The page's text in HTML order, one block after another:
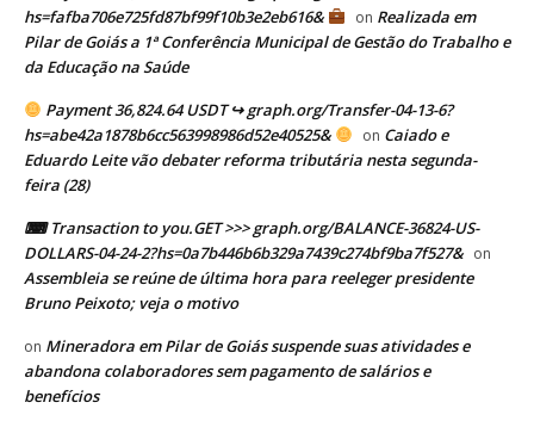
hs=fafba706e725fd87bf99f10b3e2eb616&
on Realizada em
Pilar de Goiás a 1ª Conferência Municipal de Gestão do Trabalho e
da Educação na Saúde
Payment 36,824.64 USDT ↪ graph.org/Transfer-04-13-6?
hs=abe42a1878b6cc563998986d52e40525&
on Caiado e
Eduardo Leite vão debater reforma tributária nesta segunda-
feira (28)
⌨ Transaction to you.GET >>> graph.org/BALANCE-36824-US-
DOLLARS-04-24-2?hs=0a7b446b6b329a7439c274bf9ba7f527& on
Assembleia se reúne de última hora para reeleger presidente
Bruno Peixoto; veja o motivo
on Mineradora em Pilar de Goiás suspende suas atividades e
abandona colaboradores sem pagamento de salários e
benefícios